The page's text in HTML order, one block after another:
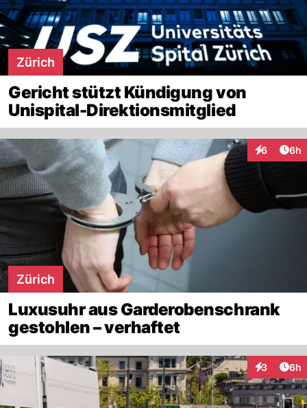
Zürich
Gericht stützt Kündigung von
Unispital-Direktionsmitglied
6 6h
Zürich
Luxusuhr aus Garderobenschrank
gestohlen – verhaftet
3 6h